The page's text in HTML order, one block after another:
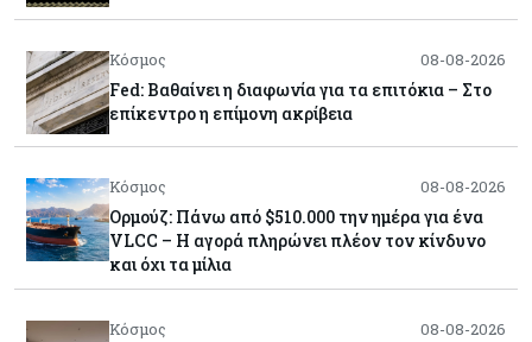
Κόσμος 08-08-2026
Fed: Βαθαίνει η διαφωνία για τα επιτόκια – Στο
επίκεντρο η επίμονη ακρίβεια
Κόσμος 08-08-2026
Ορμούζ: Πάνω από $510.000 την ημέρα για ένα
VLCC – Η αγορά πληρώνει πλέον τον κίνδυνο
και όχι τα μίλια
Κόσμος 08-08-2026